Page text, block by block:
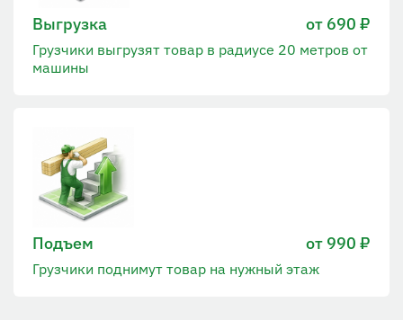
Выгрузка от 690 ₽
Грузчики выгрузят товар в радиусе 20 метров от
машины
Подъем от 990 ₽
Грузчики поднимут товар на нужный этаж